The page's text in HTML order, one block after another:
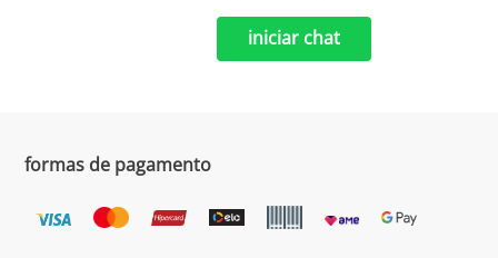
iniciar chat
formas de pagamento